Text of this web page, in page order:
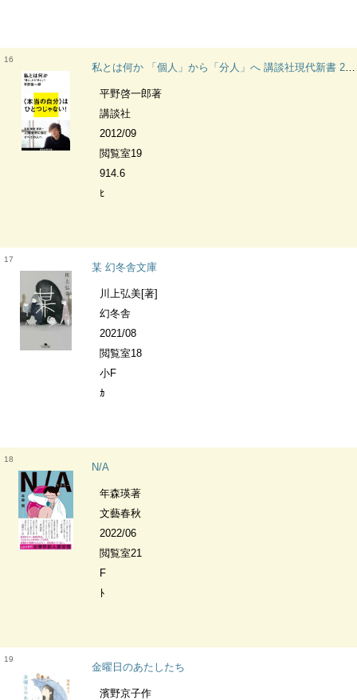
16
私とは何か 「個人」から「分人」へ 講談社現代新書 2172
平野啓一郎著
講談社
2012/09
閲覧室19
914.6
ﾋ
17
某 幻冬舎文庫
川上弘美[著]
幻冬舎
2021/08
閲覧室18
小F
ｶ
18
N/A
年森瑛著
文藝春秋
2022/06
閲覧室21
F
ﾄ
19
金曜日のあたしたち
濱野京子作